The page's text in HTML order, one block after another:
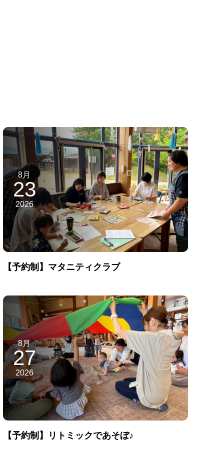
8月
23
2026
【予約制】マタニティクラブ
8月
27
2026
【予約制】リトミックであそぼ♪